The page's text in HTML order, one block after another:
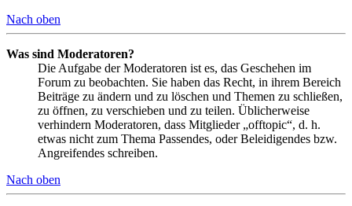
Nach oben
Was sind Moderatoren?
Die Aufgabe der Moderatoren ist es, das Geschehen im
Forum zu beobachten. Sie haben das Recht, in ihrem Bereich
Beiträge zu ändern und zu löschen und Themen zu schließen,
zu öffnen, zu verschieben und zu teilen. Üblicherweise
verhindern Moderatoren, dass Mitglieder „offtopic“, d. h.
etwas nicht zum Thema Passendes, oder Beleidigendes bzw.
Angreifendes schreiben.
Nach oben